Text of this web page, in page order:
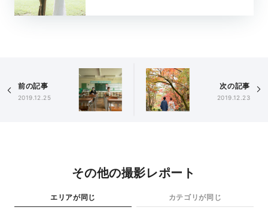
前の記事
2019.12.25
次の記事
2019.12.23
その他の撮影レポート
エリアが同じ カテゴリが同じ